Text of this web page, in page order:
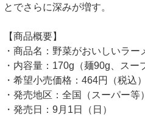
とでさらに深みが増す。
【商品概要】
・商品名：野菜がおいしいラ
・内容量：170g（麺90g、スー
・希望小売価格：464円（税込）
・発売地区：全国（スーパー等）
・発売日：9月1日（日）